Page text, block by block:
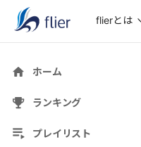
flierとは
ホーム
ランキング
プレイリスト